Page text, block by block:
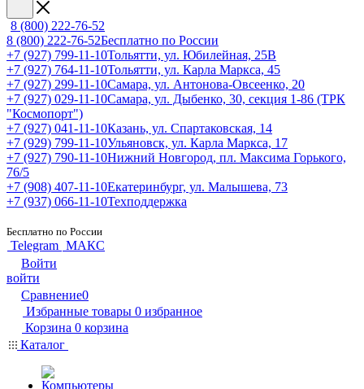
8 (800) 222-76-52
8 (800) 222-76-52Бесплатно по России
+7 (927) 799-11-10Тольятти, ул. Юбилейная, 25В
+7 (927) 764-11-10Тольятти, ул. Карла Маркса, 45
+7 (927) 299-11-10Самара, ул. Антонова-Овсеенко, 20
+7 (927) 029-11-10Самара, ул. Дыбенко, 30, секция 1-86 (ТРК
"Космопорт")
+7 (927) 041-11-10Казань, ул. Спартаковская, 14
+7 (929) 799-11-10Ульяновск, ул. Карла Маркса, 17
+7 (927) 790-11-10Нижний Новгород, пл. Максима Горького,
76/5
+7 (908) 407-11-10Екатеринбург, ул. Малышева, 73
+7 (937) 066-11-10Техподдержка
Бесплатно по России
Telegram МАКС
Войти
войти
Сравнение0
Избранные товары 0 избранное
Корзина 0 корзина
Каталог